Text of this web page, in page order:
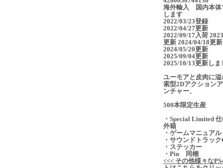
海外輸入 国内本体
します
2022/03/23登録
2022/04/27更新
2022/09/17入荷
更新 2024/04/18更新
2024/05/20更新
2025/09/04更新
2025/10/13更新しま
ユーモアと皮肉に溢
索型2Dアクション
ンチャー、
500本限定生産
・Special Limited
外箱
・ゲームマニュアル
・サウンドトラック
・ステッカー
・Pin 同梱
<<< その他様々な